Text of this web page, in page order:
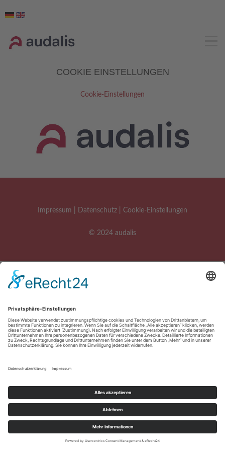
COOKIE EINSTELLUNGEN
Cookie-Einstellungen
Impressum Datenschutz Cookie-Einstellungen
© 2024 audalis